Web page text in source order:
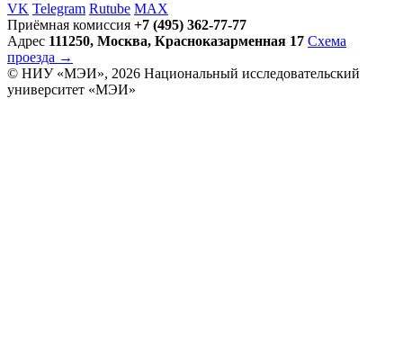
VK Telegram Rutube MAX
Приёмная комиссия +7 (495) 362-77-77
Адрес 111250, Москва, Красноказарменная 17 Схема
проезда →
© НИУ «МЭИ», 2026 Национальный исследовательский
университет «МЭИ»